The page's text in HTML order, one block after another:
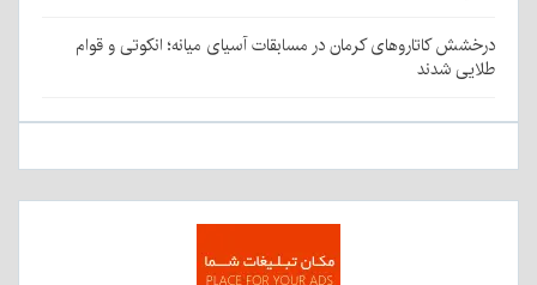
درخشش کاتاروهای کرمان در مسابقات آسیای میانه؛ انکوتی و قوام
طلایی شدند